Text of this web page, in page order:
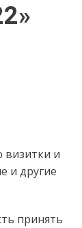
визитки и
и другие
принять